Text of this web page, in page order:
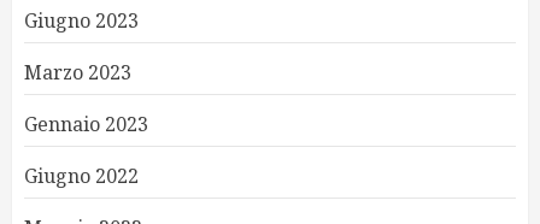
Giugno 2023
Marzo 2023
Gennaio 2023
Giugno 2022